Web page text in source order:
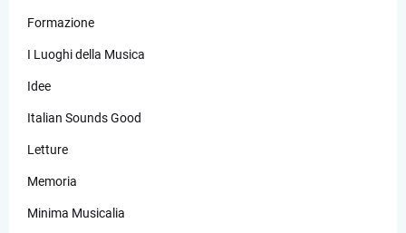
Formazione
I Luoghi della Musica
Idee
Italian Sounds Good
Letture
Memoria
Minima Musicalia